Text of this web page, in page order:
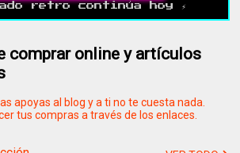
retro continúa hoy ⚡
comprar online y artículos
apoyas al blog y a ti no te cuesta nada.
tus compras a través de los enlaces.